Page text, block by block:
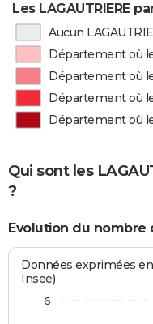
Les LAGAUTRIERE
Aucun
Département où
Département où
Département où
Département où
Qui sont les
?
Evolution du nombre
Données exprimées
Insee)
6